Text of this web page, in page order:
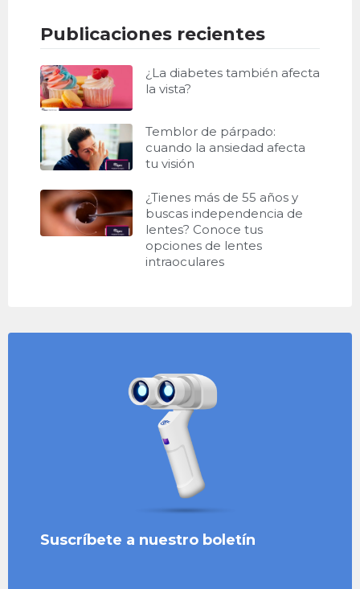
Publicaciones recientes
¿La diabetes también afecta
la vista?
Temblor de párpado:
cuando la ansiedad afecta
tu visión
¿Tienes más de 55 años y
buscas independencia de
lentes? Conoce tus
opciones de lentes
intraoculares
Suscríbete a nuestro boletín